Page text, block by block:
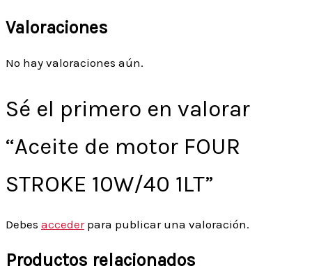
Valoraciones
No hay valoraciones aún.
Sé el primero en valorar
“Aceite de motor FOUR
STROKE 10W/40 1LT”
Debes accederpara publicar una valoración.
Productos relacionados